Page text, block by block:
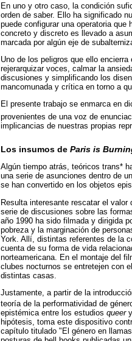
En uno y otro caso, la condición
orden de saber. Ello ha significado
puede configurar una operatoria
concreto y discreto es llevado a
marcada por algún eje de
Uno de los peligros que ello
rejerarquizar voces, calmar la
discusiones y simplificando los
mancomunada y crítica en torno a
El presente trabajo se enmarca en
provenientes de una voz de
implicancias de nuestras propias
Los insumos de Paris is
Algún tiempo atrás, teóricos trans*
una serie de asunciones dentro de
se han convertido en los objetos
Resulta interesante rescatar el
serie de discusiones sobre las
año 1990 ha sido filmada y dirigida
pobreza y la marginación de
York. Allí, distintas referentes de la
cuenta de su forma de vida
norteamericana. En el montaje del
clubes nocturnos se entretejen con
distintas casas.
Justamente, a partir de la
teoría de la performatividad de
epistémica entre los estudios queery
hipótesis, toma este dispositivo
capítulo titulado "El género en